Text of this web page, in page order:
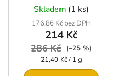
Skladem (1 ks)
176,86 Kč bez DPH
214 Kč
286 Kč
(–25 %)
Měrná
cena:
21,40 Kč / 1 g